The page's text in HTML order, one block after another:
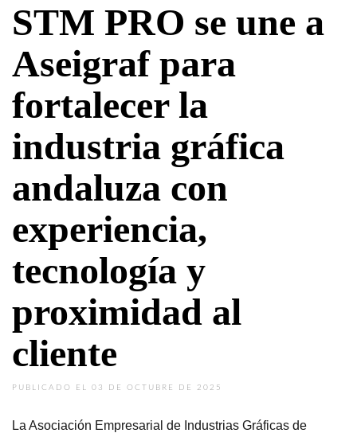
STM PRO se une a
Aseigraf para
fortalecer la
industria gráfica
andaluza con
experiencia,
tecnología y
proximidad al
cliente
PUBLICADO EL 03 DE OCTUBRE DE 2025
La Asociación Empresarial de Industrias Gráficas de